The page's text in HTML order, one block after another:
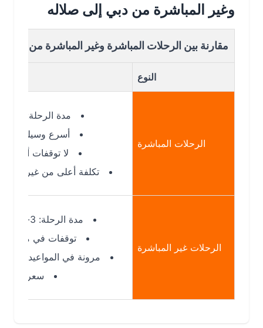
وغير المباشرة من دبي إلى صلاله
مقارنة بين الرحلات المباشرة وغير المباشرة من دبي الى
الرحلات المباشرة
مدة الرحلة: 1س 50د
أسرع وسيلة للوصول
لا توقفات أو تأخيرات
تكلفة أعلى من غير المباشرة
الرحلات غير المباشرة
مدة الرحلة: 3-5 ساعات
توقفات في مدن أخرى
مرونة في المواعيد والوجهات
سعر أقل عادة